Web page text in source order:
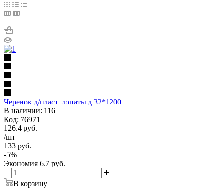
Черенок д/пласт. лопаты д.32*1200
В наличии: 116
Код: 76971
126.4 руб.
/шт
133 руб.
-5%
Экономия 6.7 руб.
В корзину